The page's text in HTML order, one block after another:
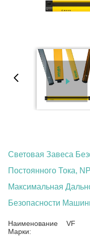
Световая Завеса
Постоянного Тока,
Максимальная
Безопасности
Наименование
Марки:
VF